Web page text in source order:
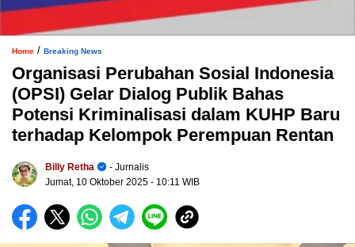
Home / Breaking News
Organisasi Perubahan Sosial Indonesia
(OPSI) Gelar Dialog Publik Bahas
Potensi Kriminalisasi dalam KUHP Baru
terhadap Kelompok Perempuan Rentan
Billy Retha
- Jurnalis
Jumat, 10 Oktober 2025 - 10:11 WIB